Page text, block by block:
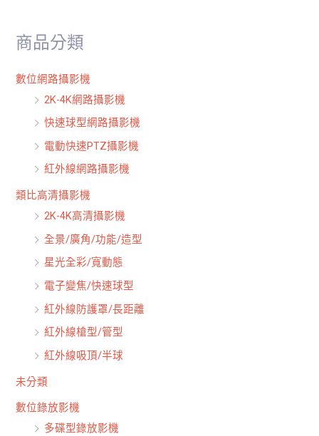
字
商品分類
數位網路攝影機
2K-4K網路攝影機
快速球型網路攝影機
電動快速PTZ攝影機
紅外線網路攝影機
類比高清攝影機
2K-4K高清攝影機
全景/廣角/功能/造型
星光全彩/寬動態
電子變焦/快速球型
紅外線防護罩/長距離
紅外線槍型/管型
紅外線吸頂/半球
未分類
數位錄放影機
多碟型錄放影機